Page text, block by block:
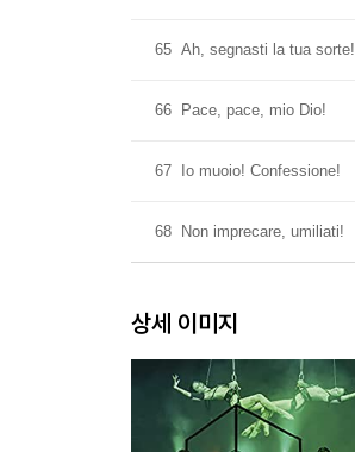
65 Ah, segnasti la tua sorte!
66 Pace, pace, mio Dio!
67 Io muoio! Confessione!
68 Non imprecare, umiliati!
상세 이미지